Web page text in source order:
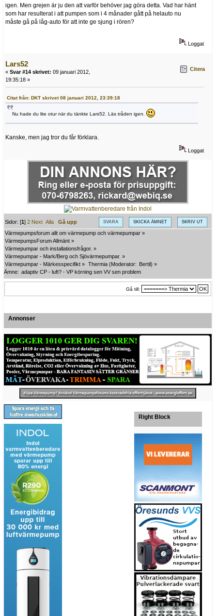
igen. Men grejen är ju den att varför behöver jag göra detta. Vad har hänt
som har resulterat i att pumpen som i 4 månader gått på helauto nu
måste gå på låg-auto för att inte ge sjung i rören?
Loggat
Lars52
« Svar #14 skrivet: 09 januari 2012,
19:35:18 »
Citera
Citat från: DKT skrivet 08 januari 2012, 23:39:18
Nu hade du lite otur när du tänkte Lars52. Läs tråden igen.
Kanske, men jag tror du får förklara.
Loggat
SVARA SKICKA ÄMNET SKRIV UT
Sidor: [1]2 Next Alla
Gå upp
Värmepumpsforum allt om värmepump och värmepumpar »
VärmepumpsForum Allmänt »
Värmepumpar och installationsfrågor. »
Värmepumpar - Mark/Berg och Sjövärmepumpar. »
Värmepumpar - Märkesspecifikt » Thermia (Moderator: Bertil) »
Ämne: adaptiv CP - luft? - VP körning sen VV sen problem
Gå till:
Annonser
Right Block